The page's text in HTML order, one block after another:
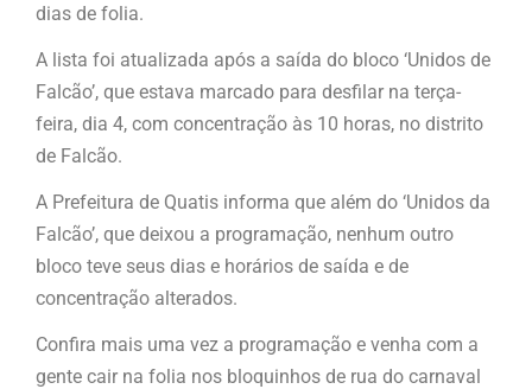
dias de folia.
A lista foi atualizada após a saída do bloco ‘Unidos de
Falcão’, que estava marcado para desfilar na terça-
feira, dia 4, com concentração às 10 horas, no distrito
de Falcão.
A Prefeitura de Quatis informa que além do ‘Unidos da
Falcão’, que deixou a programação, nenhum outro
bloco teve seus dias e horários de saída e de
concentração alterados.
Confira mais uma vez a programação e venha com a
gente cair na folia nos bloquinhos de rua do carnaval